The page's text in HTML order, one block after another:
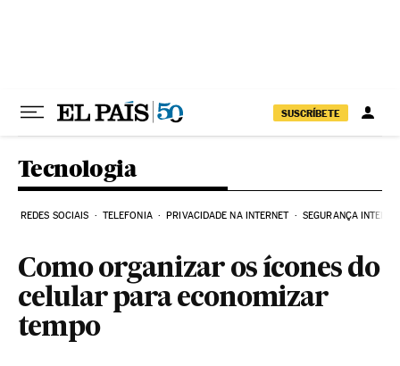
SUSCRÍBETE
Tecnologia
REDES SOCIAIS TELEFONIA PRIVACIDADE NA INTERNET SEGURANÇA
Como organizar os ícones do
celular para economizar
tempo